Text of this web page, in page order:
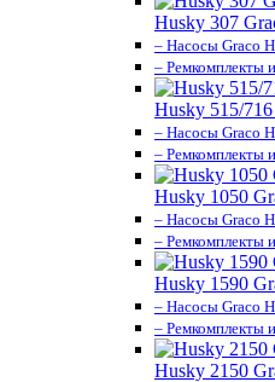
Husky 307
– Насосы Graco
– Ремкомплекты
Husky 515/
– Насосы Graco
– Ремкомплекты
Husky 1050
– Насосы Graco
– Ремкомплекты
Husky 1590
– Насосы Graco
– Ремкомплекты
Husky 2150